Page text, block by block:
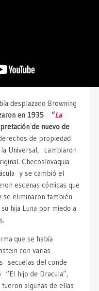
desplazado Browning
en 1935 “La
de nuevo de
de propiedad
Universal, cambiaron
Checoslovaquia
y se cambió el
escenas cómicas que
eliminaron también
hija Luna por miedo a
que se había
con varias
secuelas del conde
“El hijo de Dracula”,
algunas de ellas